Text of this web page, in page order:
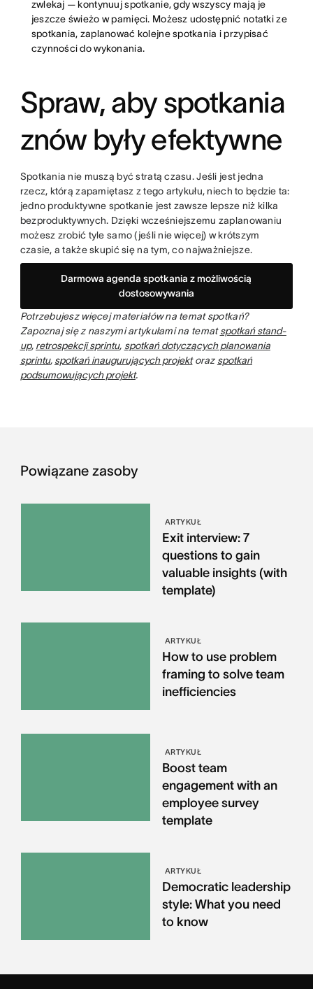
zwlekaj — kontynuuj spotkanie, gdy wszyscy mają je
jeszcze świeżo w pamięci. Możesz udostępnić notatki ze
spotkania, zaplanować kolejne spotkania i przypisać
czynności do wykonania.
Spraw, aby spotkania
znów były efektywne
Spotkania nie muszą być stratą czasu. Jeśli jest jedna
rzecz, którą zapamiętasz z tego artykułu, niech to będzie ta:
jedno produktywne spotkanie jest zawsze lepsze niż kilka
bezproduktywnych. Dzięki wcześniejszemu zaplanowaniu
możesz zrobić tyle samo (jeśli nie więcej) w krótszym
czasie, a także skupić się na tym, co najważniejsze.
Darmowa agenda spotkania z możliwością
dostosowywania
Potrzebujesz więcej materiałów na temat spotkań?
Zapoznaj się z naszymi artykułami na tematspotkań stand-
up, retrospekcji sprintu, spotkań dotyczących planowania
sprintu, spotkań inaugurujących projektoraz spotkań
podsumowujących projekt.
Powiązane zasoby
ARTYKUŁ
Exit interview: 7
questions to gain
valuable insights (with
template)
ARTYKUŁ
How to use problem
framing to solve team
inefficiencies
ARTYKUŁ
Boost team
engagement with an
employee survey
template
ARTYKUŁ
Democratic leadership
style: What you need
to know